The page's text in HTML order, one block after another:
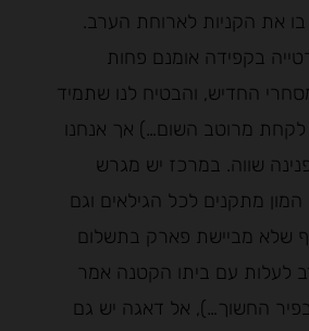
את הקניות לארוחת הערב.
בקפידה אומנם פחות
החדיש, והבטיח לנו שתמיד
מרוטב השום…) אך אנחנו
פנינה שווה. במרכז יש מגרש
מתקנים לכל הגילאים וגם
שלא מביישת פארק בתשלום
לעלות עם ביתו הקטנה אמר
החשוך…), אל דאגה יש גם